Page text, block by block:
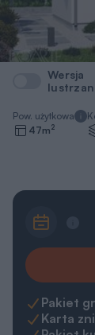
Wersja
Pow. użytkowa
47m2
Pakiet
Karta